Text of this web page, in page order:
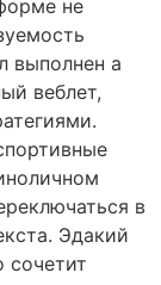
не
выполнен а
веблет,
в
Эдакий
сочетит